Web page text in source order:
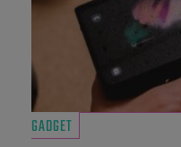
GADGET